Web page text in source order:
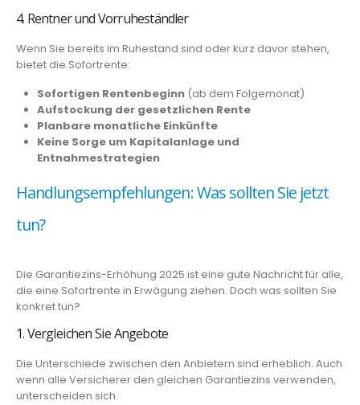
4. Rentner und Vorruheständler
Wenn Sie bereits im Ruhestand sind oder kurz davor stehen,
bietet die Sofortrente:
Sofortigen Rentenbeginn (ab dem Folgemonat)
Aufstockung der gesetzlichen Rente
Planbare monatliche Einkünfte
Keine Sorge um Kapitalanlage und
Entnahmestrategien
Handlungsempfehlungen: Was sollten Sie jetzt
tun?
Die Garantiezins-Erhöhung 2025 ist eine gute Nachricht für alle,
die eine Sofortrente in Erwägung ziehen. Doch was sollten Sie
konkret tun?
1. Vergleichen Sie Angebote
Die Unterschiede zwischen den Anbietern sind erheblich. Auch
wenn alle Versicherer den gleichen Garantiezins verwenden,
unterscheiden sich: